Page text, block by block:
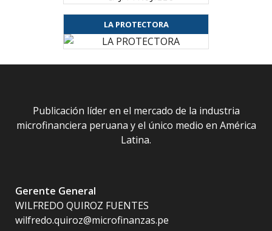
LA PROTECTORA
Publicación líder en el mercado de la industria
microfinanciera peruana y el único medio en América
Latina.
Gerente General
WILFREDO QUIROZ FUENTES
wilfredo.quiroz@microfinanzas.pe